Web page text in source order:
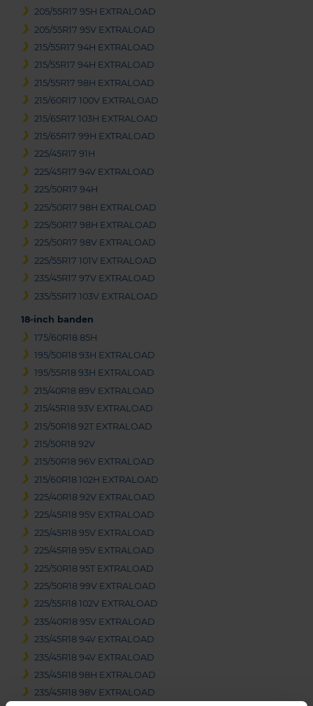
205/55R17 95H EXTRALOAD
205/55R17 95V EXTRALOAD
215/55R17 94H EXTRALOAD
215/55R17 94H EXTRALOAD
215/55R17 98H EXTRALOAD
215/60R17 100V EXTRALOAD
215/65R17 103H EXTRALOAD
215/65R17 99H EXTRALOAD
225/45R17 91H
225/45R17 94V EXTRALOAD
225/50R17 94H
225/50R17 98H EXTRALOAD
225/50R17 98H EXTRALOAD
225/50R17 98V EXTRALOAD
225/55R17 101V EXTRALOAD
235/45R17 97V EXTRALOAD
235/55R17 103V EXTRALOAD
18-inch banden
175/60R18 85H
195/50R18 93H EXTRALOAD
195/55R18 93H EXTRALOAD
215/40R18 89V EXTRALOAD
215/45R18 93V EXTRALOAD
215/50R18 92T EXTRALOAD
215/50R18 92V
215/50R18 96V EXTRALOAD
215/60R18 102H EXTRALOAD
225/40R18 92V EXTRALOAD
225/45R18 95V EXTRALOAD
225/45R18 95V EXTRALOAD
225/45R18 95V EXTRALOAD
225/50R18 95T EXTRALOAD
225/50R18 99V EXTRALOAD
225/55R18 102V EXTRALOAD
235/40R18 95V EXTRALOAD
235/45R18 94V EXTRALOAD
235/45R18 94V EXTRALOAD
235/45R18 98H EXTRALOAD
235/45R18 98V EXTRALOAD